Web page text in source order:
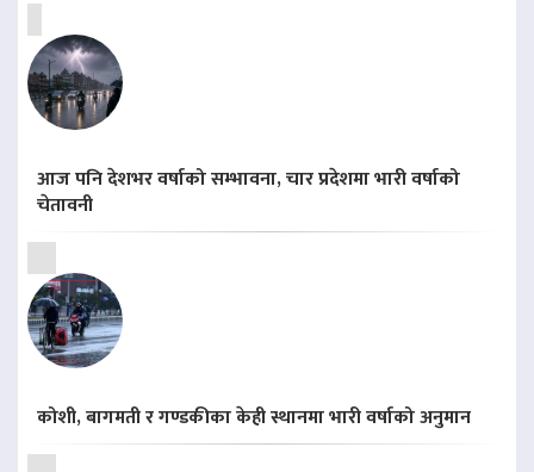
आज पनि देशभर वर्षाको सम्भावना, चार प्रदेशमा भारी वर्षाको
चेतावनी
कोशी, बागमती र गण्डकीका केही स्थानमा भारी वर्षाको अनुमान